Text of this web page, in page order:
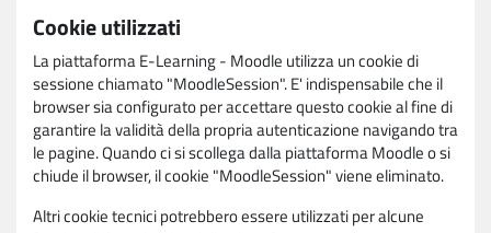
Cookie utilizzati
La piattaforma E-Learning - Moodle utilizza un cookie di
sessione chiamato "MoodleSession". E' indispensabile che il
browser sia configurato per accettare questo cookie al fine di
garantire la validità della propria autenticazione navigando tra
le pagine. Quando ci si scollega dalla piattaforma Moodle o si
chiude il browser, il cookie "MoodleSession" viene eliminato.
Altri cookie tecnici potrebbero essere utilizzati per alcune